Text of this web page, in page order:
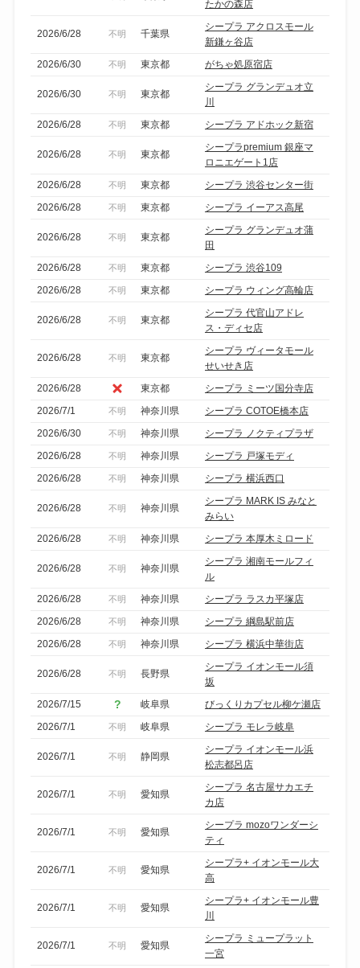
たかの森店
2026/6/28 不明 千葉県
シープラ アクロスモール
新鎌ヶ谷店
2026/6/30
不明 東京都 がちゃ処原宿店
2026/6/30 不明 東京都
シープラ グランデュオ立
川
2026/6/28
不明 東京都 シープラ アドホック新宿
2026/6/28 不明 東京都
シープラpremium 銀座マ
ロニエゲート1店
2026/6/28
不明 東京都
シープラ 渋谷センター街
2026/6/28
不明 東京都 シープラ イーアス高尾
2026/6/28 不明 東京都
シープラ グランデュオ蒲
田
2026/6/28
不明 東京都
シープラ 渋谷109
2026/6/28
不明 東京都 シープラ ウィング高輪店
2026/6/28 不明 東京都
シープラ 代官山アドレ
ス・ディセ店
2026/6/28 不明 東京都
シープラ ヴィータモール
せいせき店
2026/6/28
東京都
シープラ ミーツ国分寺店
2026/7/1
不明 神奈川県
シープラ COTOE橋本店
2026/6/30
不明 神奈川県
シープラ ノクティプラザ
2026/6/28
不明 神奈川県
シープラ 戸塚モディ
2026/6/28
不明 神奈川県 シープラ 横浜西口
2026/6/28 不明 神奈川県
シープラ MARK IS みなと
みらい
2026/6/28
不明 神奈川県 シープラ 本厚木ミロード
2026/6/28 不明 神奈川県
シープラ 湘南モールフィ
ル
2026/6/28
不明 神奈川県
シープラ ラスカ平塚店
2026/6/28
不明 神奈川県
シープラ 綱島駅前店
2026/6/28
不明 神奈川県 シープラ 横浜中華街店
2026/6/28 不明 長野県
シープラ イオンモール須
坂
2026/7/15
岐阜県
びっくりカプセル柳ケ瀬店
2026/7/1
不明 岐阜県 シープラ モレラ岐阜
2026/7/1 不明 静岡県
シープラ イオンモール浜
松志都呂店
2026/7/1 不明 愛知県
シープラ 名古屋サカエチ
カ店
2026/7/1 不明 愛知県
シープラ mozoワンダーシ
ティ
2026/7/1 不明 愛知県
シープラ+ イオンモール大
高
2026/7/1 不明 愛知県
シープラ+ イオンモール豊
川
2026/7/1 不明 愛知県
シープラ ミュープラット
一宮